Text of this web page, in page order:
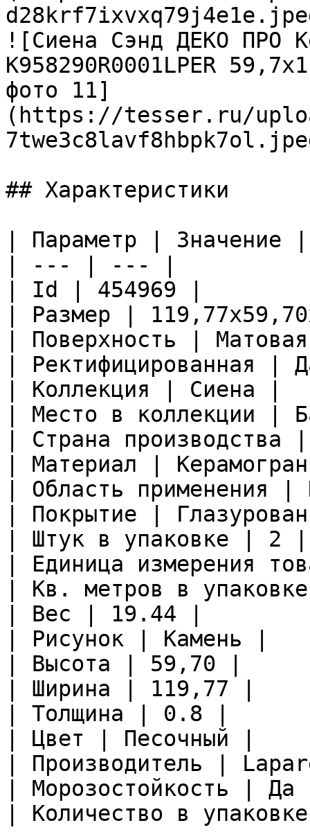
![Сиена Сэнд ДЕКО ПРО
K958290R0001LPER
фото 11]
(https://tesser.ru/
## Характеристики
| Параметр | Значение |
| --- | --- |
| Id | 454969 |
| Размер |
| Поверхность |
| Ректифицированная |
| Коллекция | Сиена |
| Место в коллекции |
| Страна
| Материал |
| Область применения
| Покрытие |
| Штук в упаковке | 2 |
| Единица измерения
| Кв. метров в
| Вес | 19.44 |
| Рисунок | Камень |
| Высота | 59,70 |
| Ширина | 119,77 |
| Толщина | 0.8 |
| Цвет | Песочный |
| Производитель |
| Морозостойкость |
| Количество в